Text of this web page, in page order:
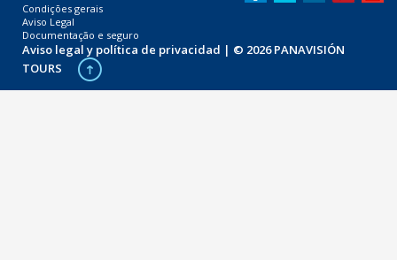
Condições gerais
Aviso Legal
Documentação e seguro
Aviso legal y política de privacidad | © 2026 PANAVISIÓN
TOURS